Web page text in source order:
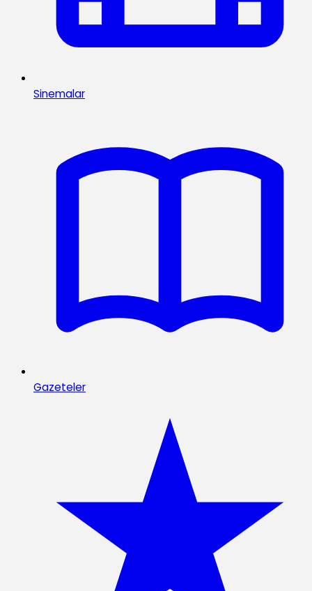
Sinemalar
Gazeteler